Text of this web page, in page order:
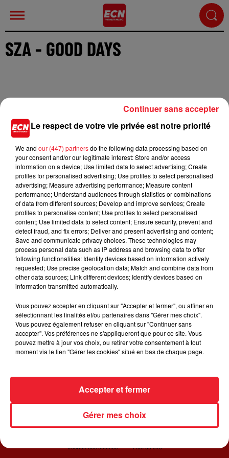
SZA - GOOD DAYS
Cet élément est masqué compte-tenu du refus du
dépôt de cookies que vous avez exprimé. Si vous
souhaitez l'afficher, merci de nous donner votre
accord en cliquant sur le bouton ci-dessous.
Afficher l'élément
Le nouvel album de SZA est attendu courant 2021, en
attendant la chanteuse nous embarque dans un univers
féérique avec "Good Days". Le titre est sorti en
décembre et a un connu un bel accueil aux Etats-Unis, le
clip qui vient tout juste d'être dévoilé et devrait aider le
titre à grimper dans les charts internationaux. La
chanteuse y montre ses talents de danseuse,
SORTIR EN ALSACE CONTACT
Gestion des cookies Plan du site
Le respect de votre vie privée est notre priorité
We and our (447) partnersdo the following data processing based on
your consent and/or our legitimate interest: Store and/or access
information on a device; Use limited data to select advertising; Create
profiles for personalised advertising; Use profiles to select personalised
advertising; Measure advertising performance; Measure content
performance; Understand audiences through statistics or combinations
of data from different sources; Develop and improve services; Create
profiles to personalise content; Use profiles to select personalised
content; Use limited data to select content; Ensure security, prevent and
detect fraud, and fix errors; Deliver and present advertising and content;
Save and communicate privacy choices. These technologies may
process personal data such as IP address and browsing data to offer
following functionalities: Identify devices based on information actively
requested; Use precise geolocation data; Match and combine data from
other data sources; Link different devices; Identify devices based on
information transmitted automatically.
Vous pouvez accepter en cliquant sur "Accepter et fermer", ou affiner en
sélectionnant les finalités et/ou partenaires dans "Gérer mes choix".
Vous pouvez également refuser en cliquant sur "Continuer sans
accepter". Vos préférences ne s'appliqueront que pour ce site. Vous
pouvez mettre à jour vos choix, ou retirer votre consentement à tout
moment via le lien "Gérer les cookies" situé en bas de chaque page.
Gérer mes choix
Accepter et fermer
Continuer sans accepter